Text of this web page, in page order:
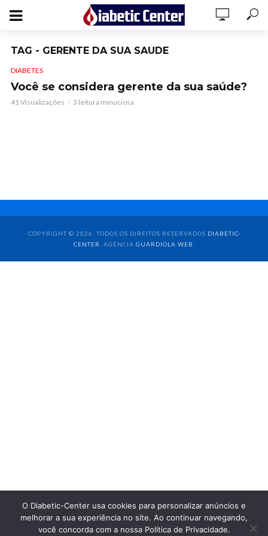
TAG - GERENTE DA SUA SAUDE
DIABETES
Você se considera gerente da sua saúde?
41 Visualizações 3 leitura minuciosa
COPYRIGHT © 2026. TODOS OS DIREITOS RESERVADOS DIABETIC-
CENTER
. AGÊNCIA GUARDIOLA WEB
O Diabetic-Center usa cookies para personalizar anúncios e
melhorar a sua experiência no site. Ao continuar navegando,
você concorda com a nossa Política de Privacidade.